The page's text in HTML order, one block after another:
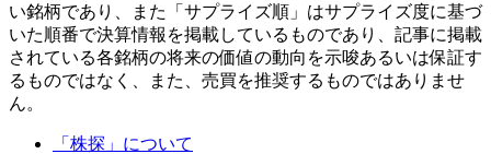
い銘柄であり、また「サプライズ順」はサプライズ度に基づ
いた順番で決算情報を掲載しているものであり、記事に掲載
されている各銘柄の将来の価値の動向を示唆あるいは保証す
るものではなく、また、売買を推奨するものではありませ
ん。
「株探」について